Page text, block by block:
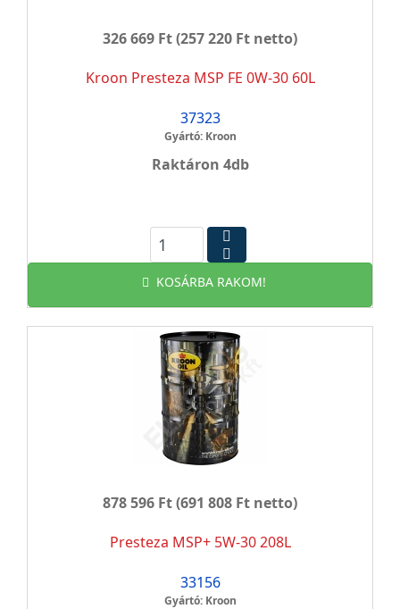
326 669 Ft(257 220 Ft netto)
Kroon Presteza MSP FE 0W-30 60L
37323
Gyártó: Kroon
Raktáron 4db
KOSÁRBA RAKOM!
878 596 Ft(691 808 Ft netto)
Presteza MSP+ 5W-30 208L
33156
Gyártó: Kroon